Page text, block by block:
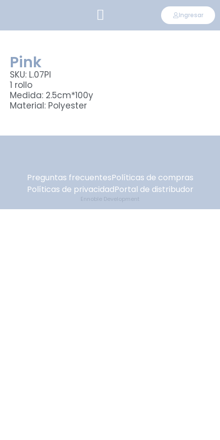
Ingresar
Pink
SKU: L.07PI
1 rollo
Medida: 2.5cm*100y
Material: Polyester
Preguntas frecuentesPolíticas de compras
Políticas de privacidadPortal de distribudor
Ennoble Development